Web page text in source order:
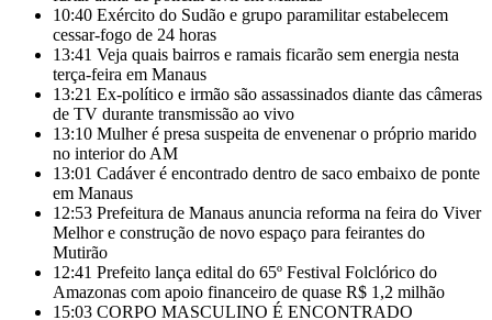
10:40 Exército do Sudão e grupo paramilitar estabelecem
cessar-fogo de 24 horas
13:41 Veja quais bairros e ramais ficarão sem energia nesta
terça-feira em Manaus
13:21 Ex-político e irmão são assassinados diante das câmeras
de TV durante transmissão ao vivo
13:10 Mulher é presa suspeita de envenenar o próprio marido
no interior do AM
13:01 Cadáver é encontrado dentro de saco embaixo de ponte
em Manaus
12:53 Prefeitura de Manaus anuncia reforma na feira do Viver
Melhor e construção de novo espaço para feirantes do
Mutirão
12:41 Prefeito lança edital do 65º Festival Folclórico do
Amazonas com apoio financeiro de quase R$ 1,2 milhão
15:03 CORPO MASCULINO É ENCONTRADO